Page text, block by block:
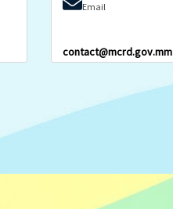
Email
contact@mcrd.gov.mm